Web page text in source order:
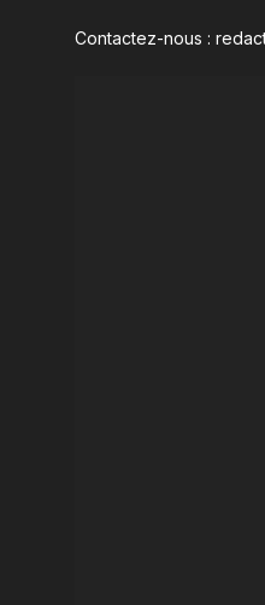
Contactez-nous :